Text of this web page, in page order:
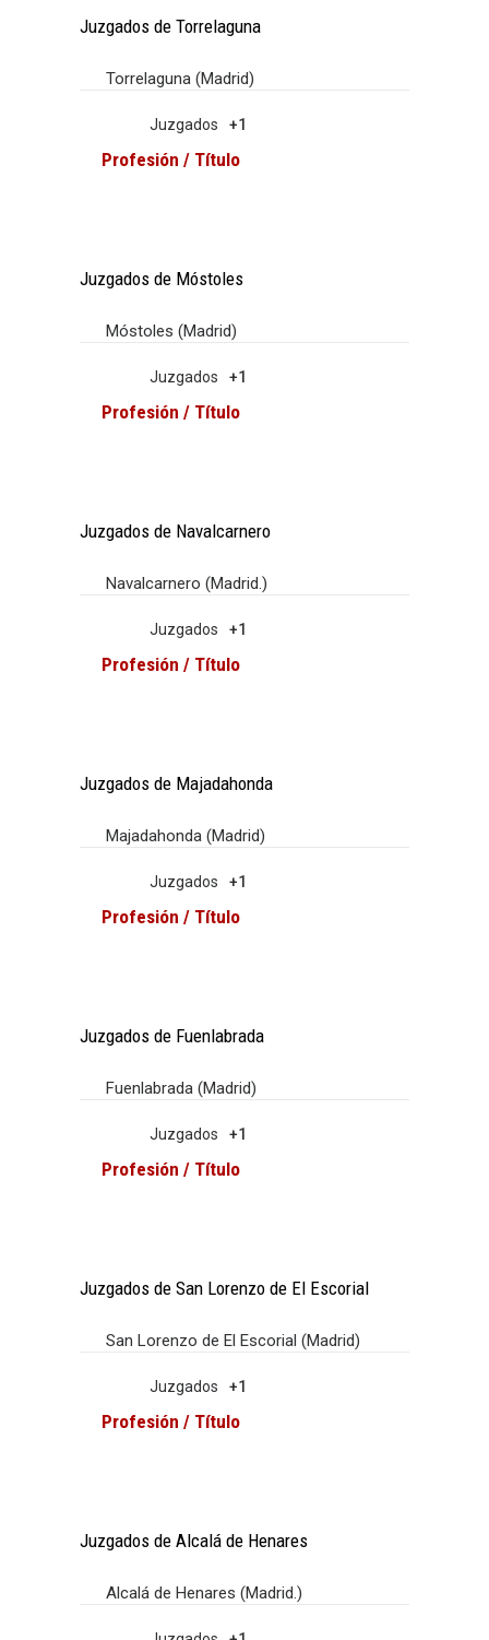
Juzgados de Torrelaguna
Torrelaguna (Madrid)
Juzgados +1
Profesión / Título
Juzgados de Móstoles
Móstoles (Madrid)
Juzgados +1
Profesión / Título
Juzgados de Navalcarnero
Navalcarnero (Madrid.)
Juzgados +1
Profesión / Título
Juzgados de Majadahonda
Majadahonda (Madrid)
Juzgados +1
Profesión / Título
Juzgados de Fuenlabrada
Fuenlabrada (Madrid)
Juzgados +1
Profesión / Título
Juzgados de San Lorenzo de El Escorial
San Lorenzo de El Escorial (Madrid)
Juzgados +1
Profesión / Título
Juzgados de Alcalá de Henares
Alcalá de Henares (Madrid.)